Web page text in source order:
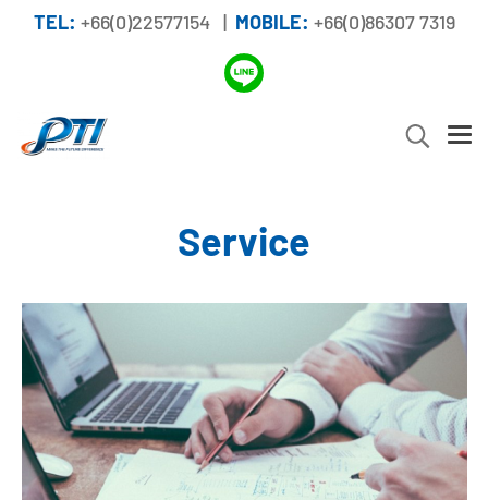
TEL: +66(0)22577154 | MOBILE: +66(0)86307 7319
Service